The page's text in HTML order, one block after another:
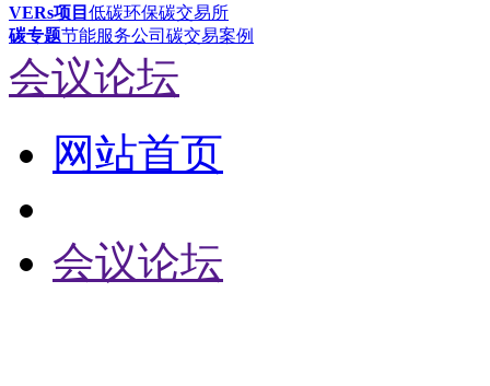
VERs项目 低碳环保碳交易所
碳专题节能服务公司 碳交易案例
会议论坛
网站首页
会议论坛